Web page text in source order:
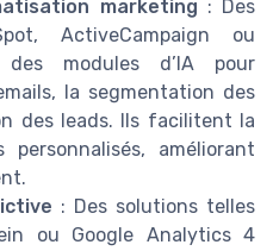
marketing : Des
ActiveCampaign ou
des modules d’IA pour
la segmentation des
des leads. Ils facilitent la
améliorant
: Des solutions telles
ou Google Analytics 4